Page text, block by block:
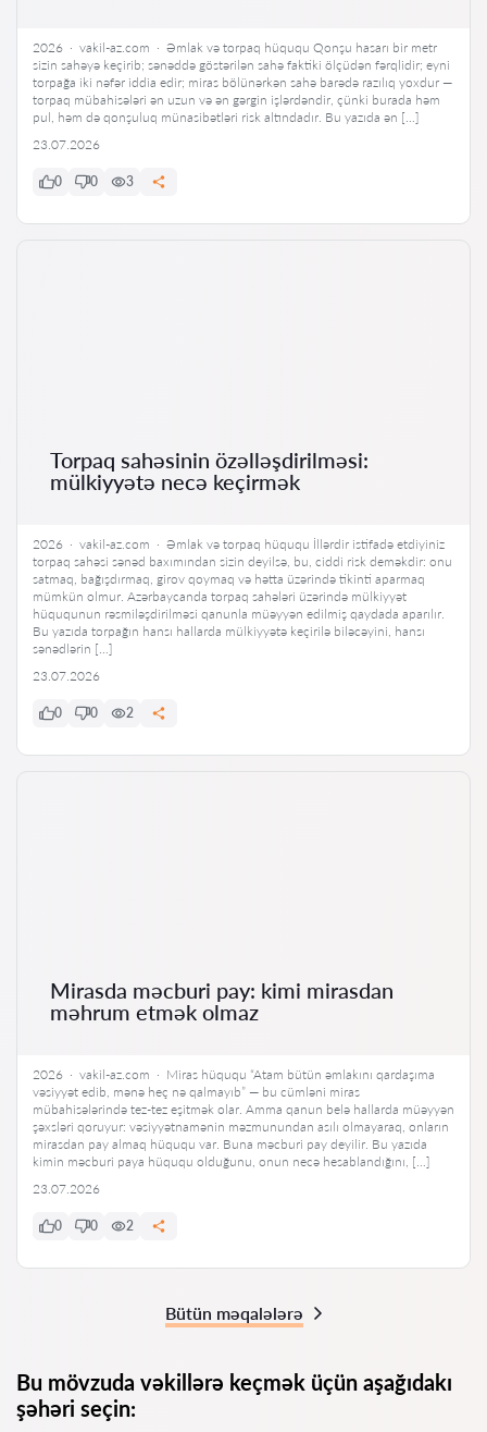
2026 · vakil-az.com · Əmlak və torpaq hüququ Qonşu hasarı bir metr
sizin sahəyə keçirib; sənəddə göstərilən sahə faktiki ölçüdən fərqlidir; eyni
torpağa iki nəfər iddia edir; miras bölünərkən sahə barədə razılıq yoxdur —
torpaq mübahisələri ən uzun və ən gərgin işlərdəndir, çünki burada həm
pul, həm də qonşuluq münasibətləri risk altındadır. Bu yazıda ən […]
23.07.2026
0 0 3
Torpaq sahəsinin özəlləşdirilməsi:
mülkiyyətə necə keçirmək
2026 · vakil-az.com · Əmlak və torpaq hüququ İllərdir istifadə etdiyiniz
torpaq sahəsi sənəd baxımından sizin deyilsə, bu, ciddi risk deməkdir: onu
satmaq, bağışdırmaq, girov qoymaq və hətta üzərində tikinti aparmaq
mümkün olmur. Azərbaycanda torpaq sahələri üzərində mülkiyyət
hüququnun rəsmiləşdirilməsi qanunla müəyyən edilmiş qaydada aparılır.
Bu yazıda torpağın hansı hallarda mülkiyyətə keçirilə biləcəyini, hansı
sənədlərin […]
23.07.2026
0 0 2
Mirasda məcburi pay: kimi mirasdan
məhrum etmək olmaz
2026 · vakil-az.com · Miras hüququ “Atam bütün əmlakını qardaşıma
vəsiyyət edib, mənə heç nə qalmayıb” — bu cümləni miras
mübahisələrində tez-tez eşitmək olar. Amma qanun belə hallarda müəyyən
şəxsləri qoruyur: vəsiyyətnamənin məzmunundan asılı olmayaraq, onların
mirasdan pay almaq hüququ var. Buna məcburi pay deyilir. Bu yazıda
kimin məcburi paya hüququ olduğunu, onun necə hesablandığını, […]
23.07.2026
0 0 2
Bütün məqalələrə
Bu mövzuda vəkillərə keçmək üçün aşağıdakı
şəhəri seçin: